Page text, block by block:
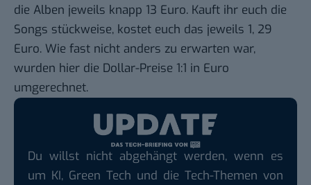
die Alben jeweils knapp 13 Euro. Kauft ihr euch die
Songs stückweise, kostet euch das jeweils 1, 29
Euro. Wie fast nicht anders zu erwarten war,
wurden hier die Dollar-Preise 1:1 in Euro
umgerechnet.
Du willst nicht abgehängt werden, wenn es
um KI, Green Tech und die Tech-Themen von